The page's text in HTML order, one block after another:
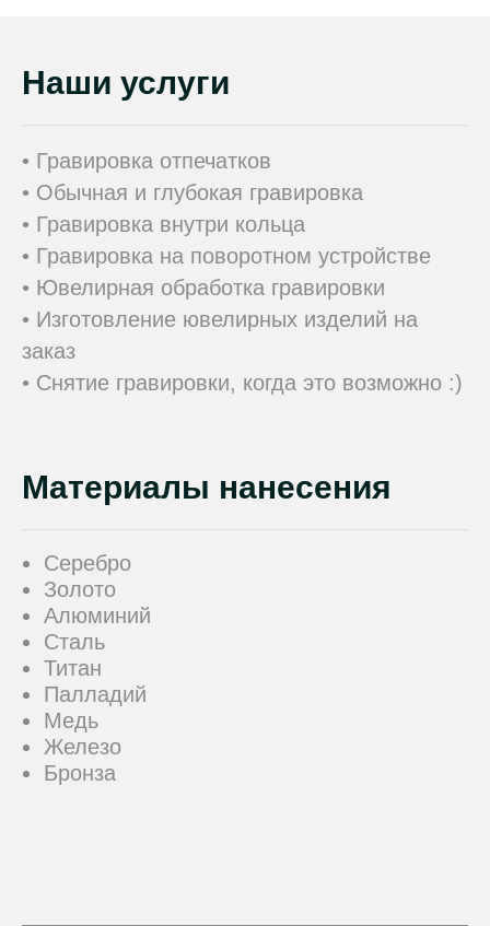
Наши услуги
• Гравировка отпечатков
• Обычная и глубокая гравировка
• Гравировка внутри кольца
• Гравировка на поворотном устройстве
• Ювелирная обработка гравировки
• Изготовление ювелирных изделий на
заказ
• Снятие гравировки, когда это возможно :)
Материалы нанесения
Серебро
Золото
Алюминий
Сталь
Титан
Палладий
Медь
Железо
Бронза